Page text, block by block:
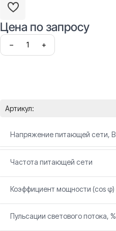
Цена по запросу
− +
Артикул:
Напряжение питающей сети, В
Частота питающей сети
Коэффициент мощности (cos φ)
Пульсации светового потока, %